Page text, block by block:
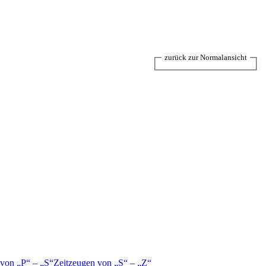
P – S Zeitzeugen von S –
Z
zurück zur Normalansicht